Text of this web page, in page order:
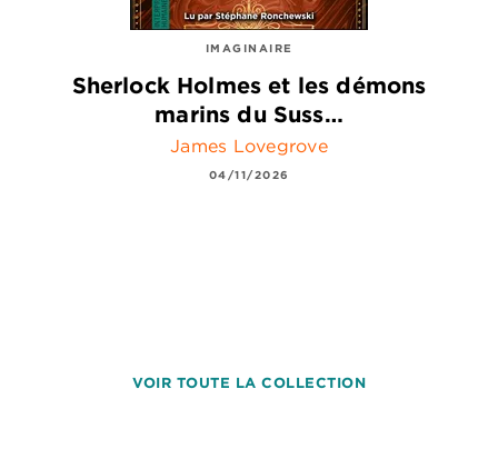
IMAGINAIRE
Sherlock Holmes et les démons
marins du Suss…
James Lovegrove
04/11/2026
VOIR TOUTE LA COLLECTION